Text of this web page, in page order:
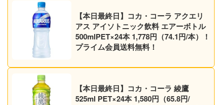
【本日最終日】コカ・コーラ アクエリ
アス アイソトニック飲料 エアーボトル
500mlPET×24本 1,778円（74.1円/本）！
プライム会員送料無料！
【本日最終日】コカ・コーラ 綾鷹
525ml PET×24本 1,580円（65.8円/